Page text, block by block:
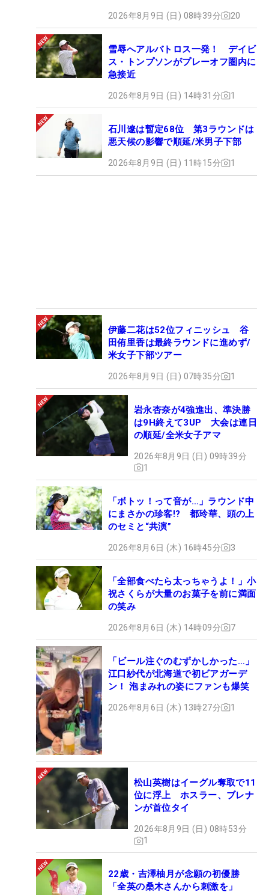
2026年8月9日 (日) 08時39分 20
雪辱へアルバトロス一発！ デイビ
ス・トンプソンがプレーオフ圏内に
急接近
2026年8月9日 (日) 14時31分 1
石川遼は暫定68位 第3ラウンドは
悪天候の影響で順延/米男子下部
2026年8月9日 (日) 11時15分 1
伊藤二花は52位フィニッシュ 谷
田侑里香は最終ラウンドに進めず/
米女子下部ツアー
2026年8月9日 (日) 07時35分 1
岩永杏奈が4強進出、準決勝
は9H終えて3UP 大会は連日
の順延/全米女子アマ
2026年8月9日 (日) 09時39分
1
「ボトッ！って音が…」ラウンド中
にまさかの珍客!? 都玲華、頭の上
のセミと“共演”
2026年8月6日 (木) 16時45分 3
「全部食べたら太っちゃうよ！」小
祝さくらが大量のお菓子を前に満面
の笑み
2026年8月6日 (木) 14時09分 7
「ビール注ぐのむずかしかった…」
江口紗代が北海道で初ビアガーデ
ン！ 泡まみれの姿にファンも爆笑
2026年8月6日 (木) 13時27分 1
松山英樹はイーグル奪取で11
位に浮上 ホスラー、ブレナ
ンが首位タイ
2026年8月9日 (日) 08時53分
1
22歳・吉澤柚月が念願の初優勝
「全英の桑木さんから刺激を」